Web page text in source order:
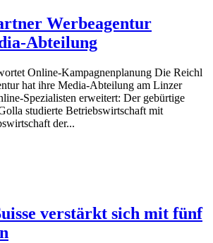
Werbeagentur
Abteilung
Online-Kampagnenplanung Die Reichl
hat ihre Media-Abteilung am Linzer
Spezialisten erweitert: Der gebürtige
studierte Betriebswirtschaft mit
der...
verstärkt sich mit fünf